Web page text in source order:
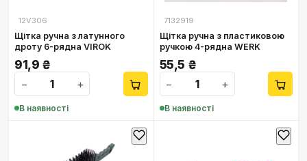
12V306
Щітка ручна з латунного
дроту 6-рядна VIROK
91,9 ₴
−
+
В наявності
7132919
Щітка ручна з пластиковою
ручкою 4-рядна WERK
55,5 ₴
−
+
В наявності